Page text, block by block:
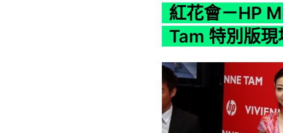
紅花會－HP
Tam 特別版現